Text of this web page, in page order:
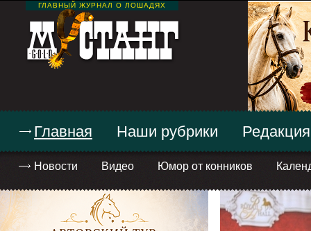
ГЛАВНЫЙ ЖУРНАЛ О ЛОШАДЯХ
Главная
Новости Видео Юмор от конников
Наши рубрики Редакция